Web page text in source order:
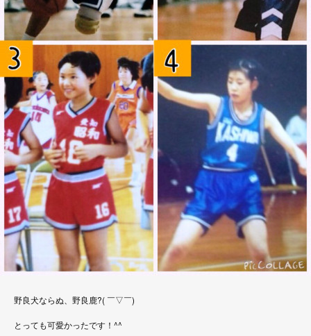
野良犬ならぬ、野良鹿?( ￣▽￣)
とっても可愛かったです！^^